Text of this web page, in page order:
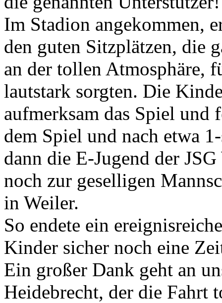
Im Stadion angekommen,
den guten Sitzplätzen, die
an der tollen Atmosphäre,
lautstark sorgten. Die
aufmerksam das Spiel und
dem Spiel und nach etwa
dann die E-Jugend der
noch zur geselligen
in Weiler.
So endete ein
Kinder sicher noch eine
Ein großer Dank geht an
Heidebrecht, der die Fahrt